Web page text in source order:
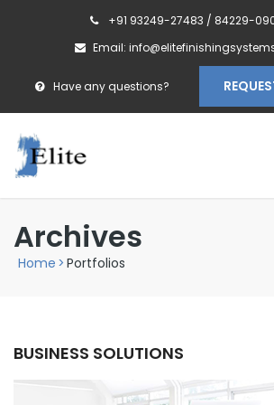
+91 93249-27483 / 84229-
Email:
Have any questions?
Archives
Home > Portfolios
BUSINESS SOLUTIONS